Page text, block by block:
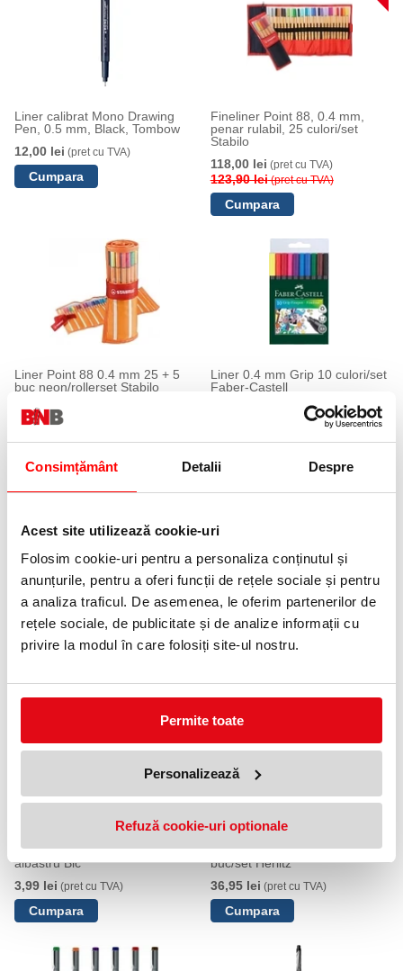
Consimțământ Detalii Despre
Acest site utilizează cookie-uri
Folosim cookie-uri pentru a personaliza conținutul și
anunțurile, pentru a oferi funcții de rețele sociale și pentru
a analiza traficul. De asemenea, le oferim partenerilor de
rețele sociale, de publicitate și de analize informații cu
privire la modul în care folosiți site-ul nostru.
Permite toate
Personalizează
Refuză cookie-uri optionale
Liner calibrat Mono Drawing
Pen, 0.5 mm, Black, Tombow
12,00 lei (pret cu TVA)
Fineliner Point 88, 0.4 mm,
penar rulabil, 25 culori/set
Stabilo
118,00 lei (pret cu TVA)
123,90 lei(pret cu TVA)
Liner Point 88 0.4 mm 25 + 5
buc neon/rollerset Stabilo
155,90 lei
Liner 0.4 mm Grip 10 culori/set
Faber-Castell
(pret cu TVA)
14 %
Liner Point 88, 0.4 mm, culori
pastelate 8 buc/set Stabilo
29,98 lei (pret cu TVA)
34,99 lei
Fineliner Intensity Mediu verde
Bic
3,99 lei (pret cu TVA)
Fineliner Intensity Mediu
albastru Bic
3,99 lei (pret cu TVA)
Fineliner + carioca My.Pen 10
buc/set Herlitz
36,95 lei (pret cu TVA)